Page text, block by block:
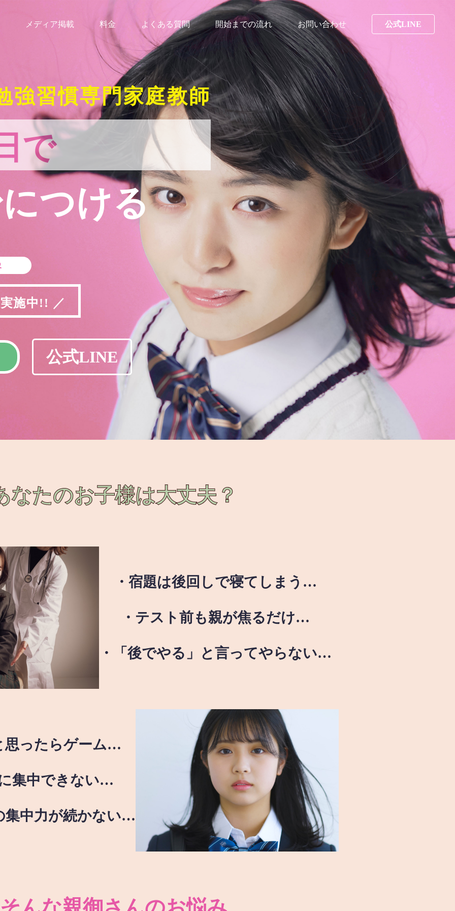
メディア掲載 料金 よくある質問 開始までの流れ お問い合わせ 公式LINE
強習慣専門家庭教師
で
つける
施中!! ／
公式LINE
なたのお子様は大丈夫？
・宿題は後回しで寝てしまう…
・テスト前も親が焦るだけ…
・「後でやる」と言ってやらない…
思ったらゲーム…
集中できない…
集中力が続かない…